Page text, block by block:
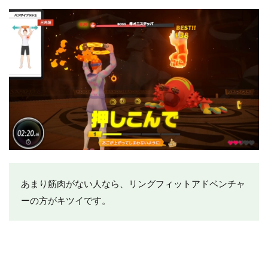
あまり筋肉がない人なら、リングフィットアドベンチャ
ーの方がキツイです。